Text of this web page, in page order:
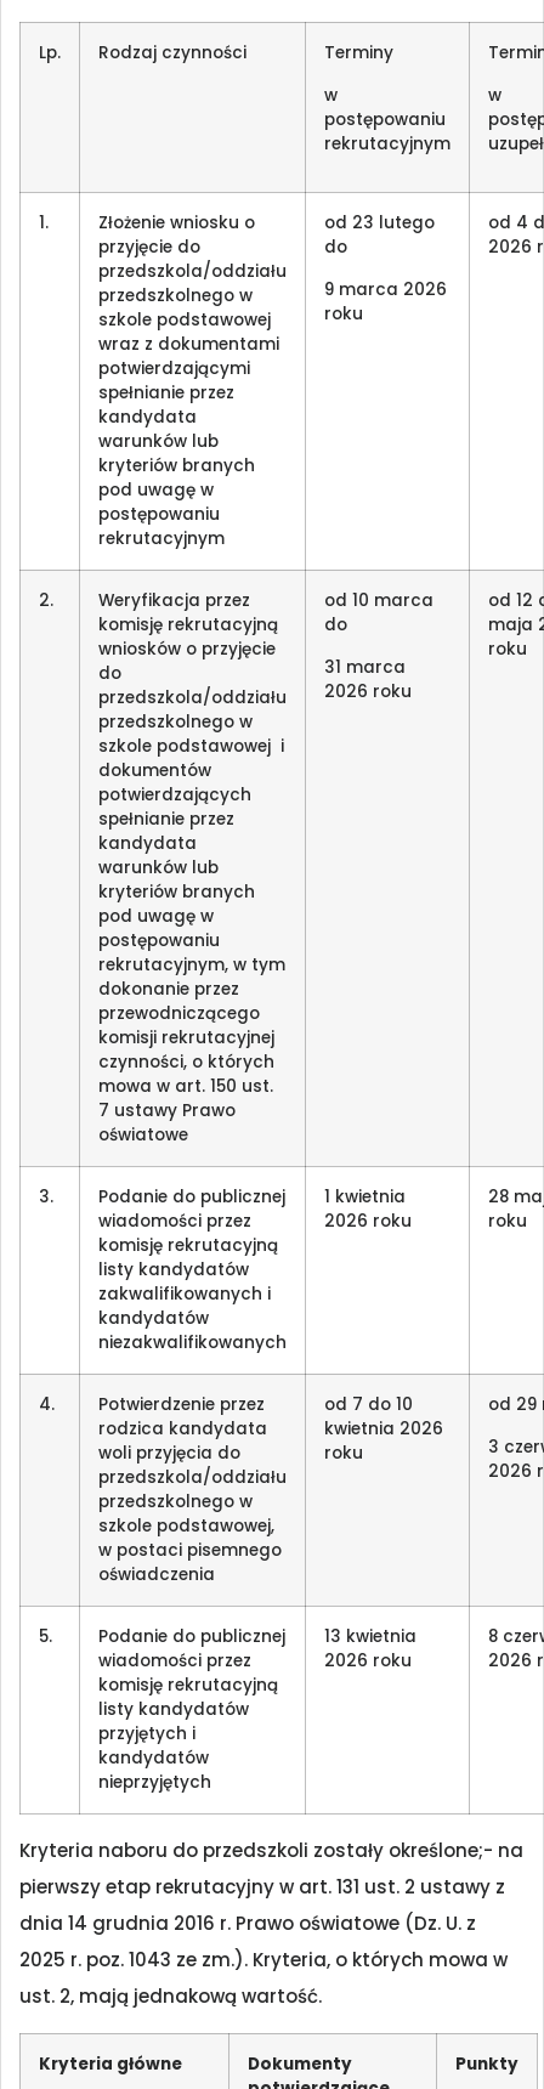
Lp. Rodzaj czynności
Terminy
w
postępowaniu
rekrutacyjnym
w
1.
Złożenie wniosku o
przyjęcie do
przedszkola/oddziału
przedszkolnego w
szkole podstawowej
wraz z dokumentami
potwierdzającymi
spełnianie przez
kandydata
warunków lub
kryteriów branych
pod uwagę w
postępowaniu
rekrutacyjnym
od 23 lutego
do
9 marca 2026
roku
od 4
2026
2.
Weryfikacja przez
komisję rekrutacyjną
wniosków o przyjęcie
do
przedszkola/oddziału
przedszkolnego w
szkole podstawowej i
dokumentów
potwierdzających
spełnianie przez
kandydata
warunków lub
kryteriów branych
pod uwagę w
postępowaniu
rekrutacyjnym, w tym
dokonanie przez
przewodniczącego
komisji rekrutacyjnej
czynności, o których
mowa w art. 150 ust.
7 ustawy Prawo
oświatowe
od 10 marca
do
31 marca
2026 roku
od 12
maja
roku
3.
Podanie do publicznej
wiadomości przez
komisję rekrutacyjną
listy kandydatów
zakwalifikowanych i
kandydatów
niezakwalifikowanych
1 kwietnia
2026 roku
28
roku
4.
Potwierdzenie przez
rodzica kandydata
woli przyjęcia do
przedszkola/oddziału
przedszkolnego w
szkole podstawowej,
w postaci pisemnego
oświadczenia
od 7 do 10
kwietnia 2026
roku
od 29
3
2026
5.
Podanie do publicznej
wiadomości przez
komisję rekrutacyjną
listy kandydatów
przyjętych i
kandydatów
nieprzyjętych
13 kwietnia
2026 roku
8
2026
Kryteria naboru do przedszkoli zostały określone;- na
pierwszy etap rekrutacyjny w art. 131 ust. 2 ustawy z
dnia 14 grudnia 2016 r. Prawo oświatowe (Dz. U. z
2025 r. poz. 1043 ze zm.). Kryteria, o których mowa w
ust. 2, mają jednakową wartość.
Kryteria główne
Dokumenty
Punkty